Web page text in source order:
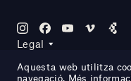
Legal
Aquesta web utilitza
navegació. Més